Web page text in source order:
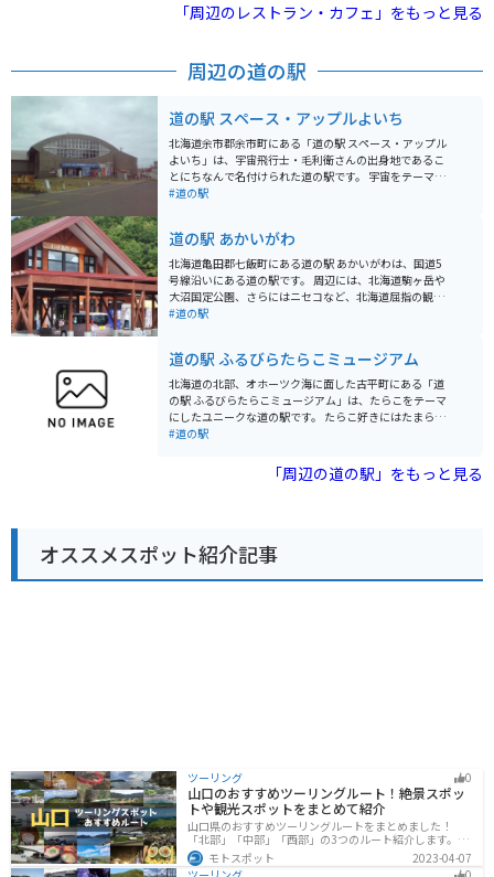
「周辺のレストラン・カフェ」をもっと見る
周辺の道の駅
道の駅 スペース・アップルよいち
北海道余市郡余市町にある「道の駅 スペース・アップル
よいち」は、宇宙飛行士・毛利衛さんの出身地であるこ
とにちなんで名付けられた道の駅です。 宇宙をテーマに
した展示や宇宙食の販売コーナーなどがあり、子供から
気のアトラクションです。 また、地元余市産の新鮮な農
産物や海産物を販売する直売所も併設されており、お土
産探しにも最適です。 バイクで訪れる際は、駐車場も広
く停めやすいので安心です。 道の駅周辺には、ニッカウ
ヰスキー余市蒸溜所など、観光スポットも点在している
#道の駅
道の駅 あかいがわ
北海道亀田郡七飯町にある道の駅 あかいがわは、国道5
号線沿いにある道の駅です。 周辺には、北海道駒ヶ岳や
大沼国定公園、さらにはニセコなど、北海道屈指の観光
スポットへのアクセスも良好です。 道の駅には、地元の
楽しむことができます。 バイクで訪れる場合、駐車場も
広く休憩場所としても最適です。 周辺の観光道路も走り
やすく、ツーリングにもおすすめです。 北海道の雄大な
自然を感じながら、地元の美味しいものを楽しめる道の
駅 あかいがわは、観光の拠点としても、ドライブ中の休
#道の駅
道の駅 ふるびらたらこミュージアム
北海道の北部、オホーツク海に面した古平町にある「道
の駅 ふるびらたらこミュージアム」は、たらこをテーマ
にしたユニークな道の駅です。 たらこ好きにはたまらな
い、たらこに関する展示や体験施設が充実しています。
スポットとして人気です。館内には、たらこの歴史や製
造工程を学べる展示コーナーがあり、たらこについて深
お土産用のたらこも販売しているので、旅の思い出に購
入してみてはいかがでしょうか。 レストランでは、たら
こを使った様々な料理が楽しめます。定番のたらこパス
なたらこはもちろん、たらこ加工品も豊富に揃っていま
す。お土産には、たらこを使ったパスタソースやふりか
けなどもおすすめです。 周辺には、海水浴場やキャンプ
場など、自然を満喫できるスポットも点在しています。
少し足を延ばせば、積丹半島の雄大な景色を望むことも
できます。 道の駅 ふるびらたらこミュージアムは、たら
#道の駅
「周辺の道の駅」をもっと見る
オススメスポット紹介記事
ツーリング 0
山口のおすすめツーリングルート！絶景スポッ
トや観光スポットをまとめて紹介
山口県のおすすめツーリングルートをまとめました！
「北部」「中部」「西部」の3つのルート紹介します。美
しい海岸線や山々を楽しむことができます。バイクで山
口県にツーリングに行く際は参考にしてください。
モトスポット
2023-04-07